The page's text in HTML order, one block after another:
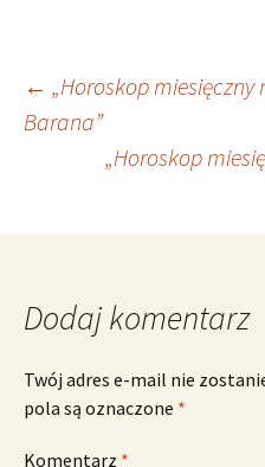
wpisu
← „Horoskop
Barana”
„Horoskop
Dodaj komentarz
Twój adres e-mail nie
pola są oznaczone *
Komentarz *